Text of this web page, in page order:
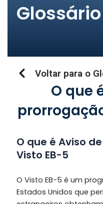
Voltar para o
O que
O que é Aviso
Visto EB-5
O Visto EB-5 é um
Estados Unidos que